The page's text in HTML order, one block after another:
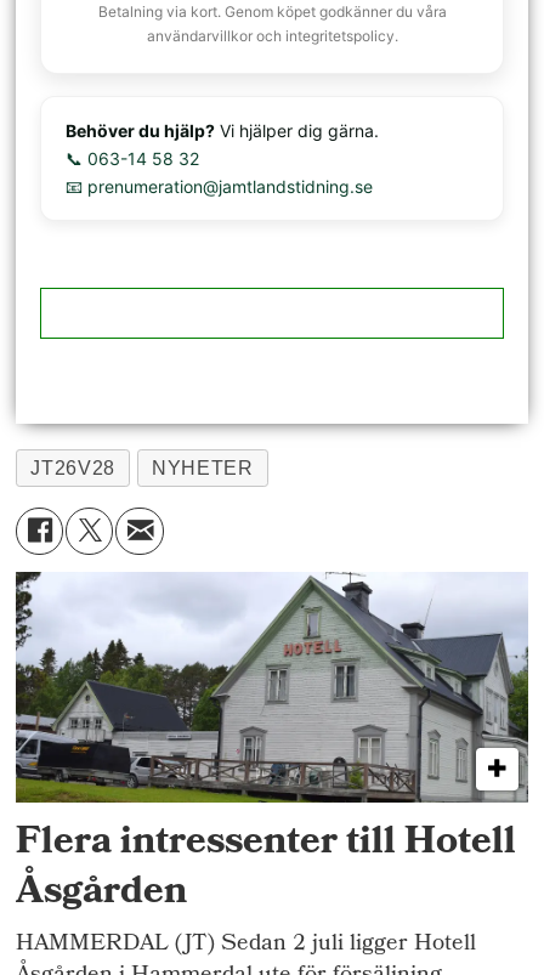
Betalning via kort. Genom köpet godkänner du våra
användarvillkor och integritetspolicy.
Behöver du hjälp? Vi hjälper dig gärna.
📞 063-14 58 32
📧 prenumeration@jamtlandstidning.se
JT26V28 NYHETER
Flera intressenter till Hotell
Åsgården
HAMMERDAL (JT) Sedan 2 juli ligger Hotell